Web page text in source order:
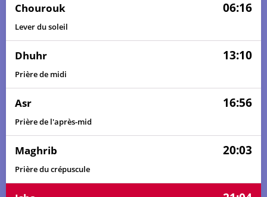
Chourouk 06:16
Lever du soleil
Dhuhr 13:10
Prière de midi
Asr 16:56
Prière de l'après-mid
Maghrib 20:03
Prière du crépuscule